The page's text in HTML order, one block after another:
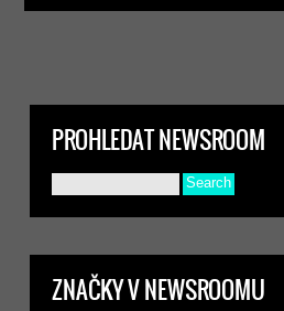
PROHLEDAT NEWSROOM
ZNAČKY V NEWSROOMU